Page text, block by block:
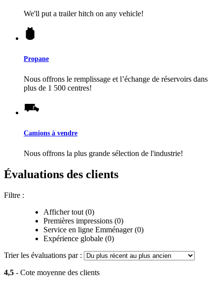
We'll put a trailer hitch on any vehicle!
Propane
Nous offrons le remplissage et l’échange de réservoirs dans
plus de 1 500 centres!
Camions à vendre
Nous offrons la plus grande sélection de l'industrie!
Évaluations des clients
Filtre :
Afficher tout (0)
Premières impressions (0)
Service en ligne Emménager (0)
Expérience globale (0)
Trier les évaluations par :
4,5 - Cote moyenne des clients